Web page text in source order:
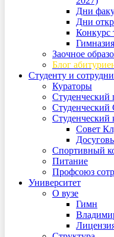
Дни
Дни
Конкурс
Заочное
Блог
Студенту и
Кураторы
Студенческий
Студенческий
Студенческий
Совет
Спортивный
Питание
Профсоюз
Университет
О вузе
Гимн